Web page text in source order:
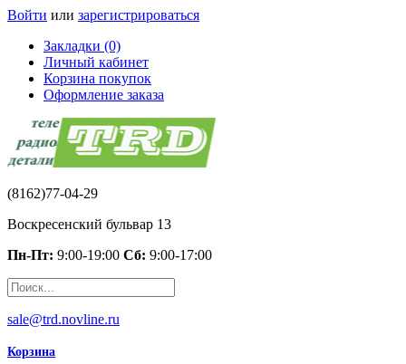
Войти или зарегистрироваться
Закладки (0)
Личный кабинет
Корзина покупок
Оформление заказа
(8162)77-04-29
Воскресенский бульвар 13
Пн-Пт: 9:00-19:00 Сб: 9:00-17:00
sale@trd.novline.ru
Корзина